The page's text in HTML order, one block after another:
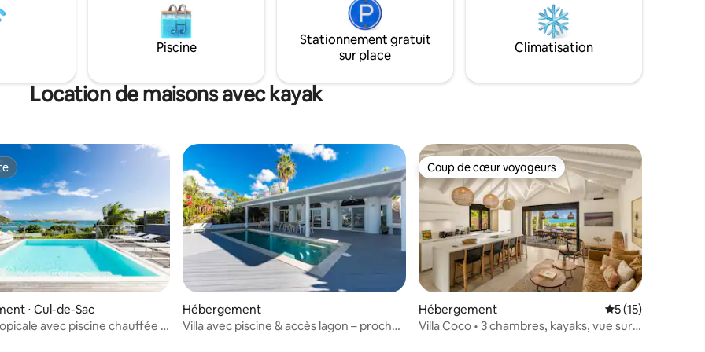
les fonctionnalités incluses
de plongée avec
de plage, boissons et
est sous la nouvelle direction de The Bay
Villas et n'a donc pas encore d'avis.
Piscine
Stationnement gratuit
sur place
Climatisation
Location de maisons avec kayak
⋅ Cul-de-Sac
avec piscine chauffée &
Hébergement
Villa avec piscine & accès lagon – proche
Coup de cœur voyageurs
Coup de cœur voyageurs
Hébergement Évaluation
5 (15)
Villa Coco • 3 chambres, kayaks, vue sur